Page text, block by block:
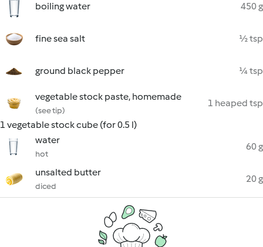
boiling water 450 g
fine sea salt ½ tsp
ground black pepper ¼ tsp
vegetable stock paste, homemade
(see tip)
1 heaped tsp
1 vegetable stock cube (for 0.5 l)
water
hot
60 g
unsalted butter
diced
20 g